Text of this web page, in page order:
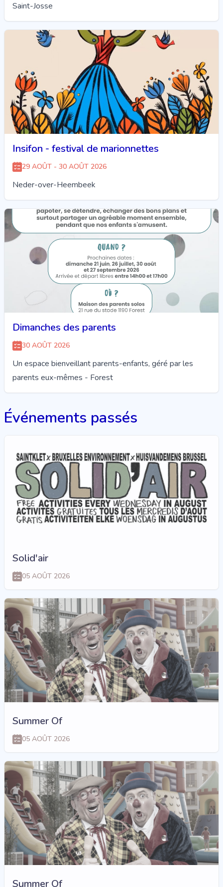
Saint-Josse
Insifon - festival de marionnettes
29 AOÛT - 30 AOÛT 2026
Neder-over-Heembeek
Dimanches des parents
30 AOÛT 2026
Un espace bienveillant parents-enfants, géré par les
parents eux-mêmes - Forest
Événements passés
Solid'air
05 AOÛT 2026
Summer Of
05 AOÛT 2026
Summer Of